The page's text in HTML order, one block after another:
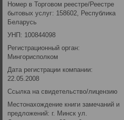
Номер в Торговом реестре/Реестре
бытовых услуг: 158602, Республика
Беларусь
УНП: 100844098
Регистрационный орган:
Мингорисполком
Дата регистрации компании:
22.05.2008
Ссылка на свидетельство/лицензию
Местонахождение книги замечаний и
предложений: г. Минск ул.